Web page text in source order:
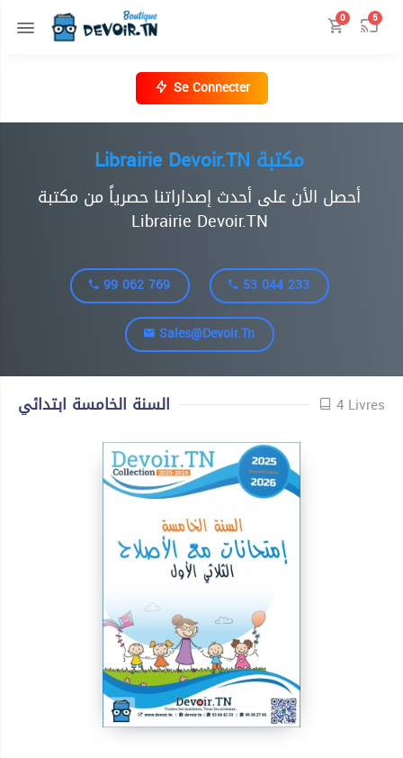
0 5
Se Connecter
Librairie Devoir.TN مكتبة
أحصل الأن على أحدث إصداراتنا حصرياً من مكتبة
Librairie Devoir.TN
99 062 769
53 044 233
Sales@devoir.tn
السنة الخامسة ابتدائي 4 Livres